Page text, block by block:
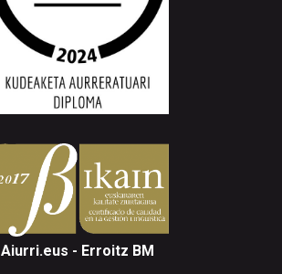
Aiurri.eus - Erroitz BM